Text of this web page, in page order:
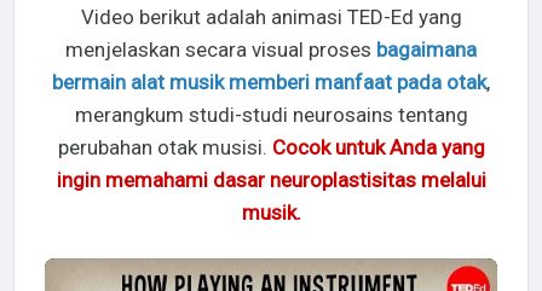
Video berikut adalah animasi TED-Ed yang
menjelaskan secara visual proses bagaimana
bermain alat musik memberi manfaat pada otak,
merangkum studi-studi neurosains tentang
perubahan otak musisi. Cocok untuk Anda yang
ingin memahami dasar neuroplastisitas melalui
musik.